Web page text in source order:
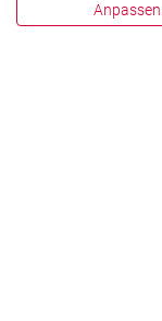
Anpassen